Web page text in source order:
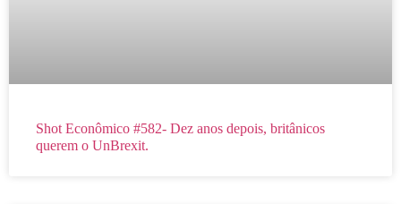
Shot Econômico #582- Dez anos depois, britânicos
querem o UnBrexit.